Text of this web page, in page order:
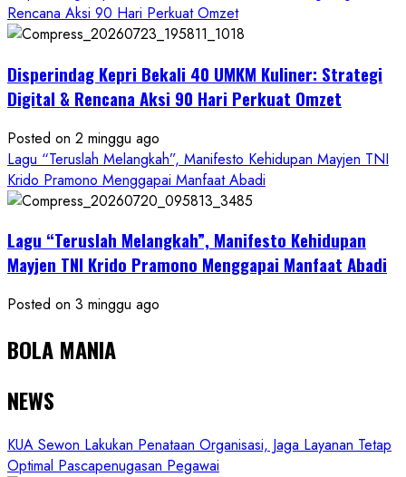
Rencana Aksi 90 Hari Perkuat Omzet
Disperindag Kepri Bekali 40 UMKM Kuliner: Strategi
Digital & Rencana Aksi 90 Hari Perkuat Omzet
Posted on 2 minggu ago
Lagu “Teruslah Melangkah”, Manifesto Kehidupan Mayjen TNI
Krido Pramono Menggapai Manfaat Abadi
Lagu “Teruslah Melangkah”, Manifesto Kehidupan
Mayjen TNI Krido Pramono Menggapai Manfaat Abadi
Posted on 3 minggu ago
BOLA MANIA
NEWS
KUA Sewon Lakukan Penataan Organisasi, Jaga Layanan Tetap
Optimal Pascapenugasan Pegawai